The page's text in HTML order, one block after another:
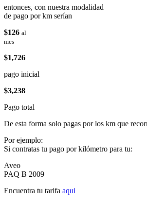
entonces, con nuestra modalidad
de pago por km serían
$126 al
mes
$1,726
pago inicial
$3,238
Pago total
De esta forma solo pagas por los km que
Por ejemplo:
Si contratas tu pago por kilómetro para tu:
Aveo
PAQ B 2009
Encuentra tu tarifa aqui